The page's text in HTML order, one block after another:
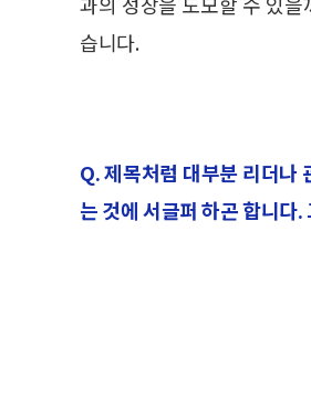
습니다.
Q. 제목처럼 대부분 리더나
는 것에 서글퍼 하곤 합니다